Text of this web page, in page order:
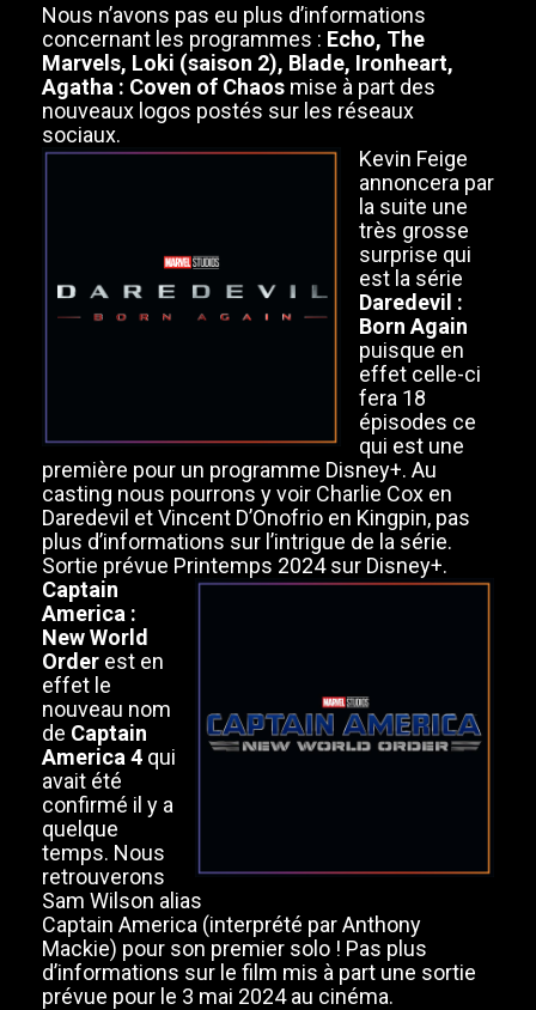
Nous n’avons pas eu plus d’informations
concernant les programmes : Echo, The
Marvels, Loki (saison 2), Blade, Ironheart,
Agatha : Coven of Chaos mise à part des
nouveaux logos postés sur les réseaux
sociaux.
Kevin Feige
annoncera par
la suite une
très grosse
surprise qui
est la série
Daredevil :
Born Again
puisque en
effet celle-ci
fera 18
épisodes ce
qui est une
première pour un programme Disney+. Au
casting nous pourrons y voir Charlie Cox en
Daredevil et Vincent D’Onofrio en Kingpin, pas
plus d’informations sur l’intrigue de la série.
Sortie prévue Printemps 2024 sur Disney+.
Captain
America :
New World
Order est en
effet le
nouveau nom
de Captain
America 4 qui
avait été
confirmé il y a
quelque
temps. Nous
retrouverons
Sam Wilson alias
Captain America (interprété par Anthony
Mackie) pour son premier solo ! Pas plus
d’informations sur le film mis à part une sortie
prévue pour le 3 mai 2024 au cinéma.